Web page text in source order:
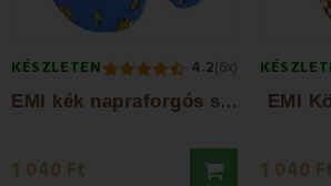
KÉSZLETEN 4.2(6x)
E
MI kék napraforgós sütőkesztyű
1 040 Ft
EMI
1 040